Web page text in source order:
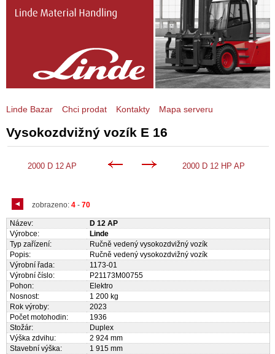
Vysokozdvižný vozík E 16
2000 D 12 AP 2000 D 12 HP AP
zobrazeno: 4- 70
Název:
D 12 AP
Výrobce:
Linde
Typ zařízení:
Ručně vedený vysokozdvižný vozík
Popis:
Ručně vedený vysokozdvižný vozík
Výrobní řada:
1173-01
Výrobní číslo:
P21173M00755
Pohon:
Elektro
Nosnost:
1 200 kg
Rok výroby:
2023
Počet motohodin:
1936
Stožár:
Duplex
Výška zdvihu:
2 924 mm
Stavební výška:
1 915 mm
Linde Bazar Chci prodat Kontakty Mapa serveru